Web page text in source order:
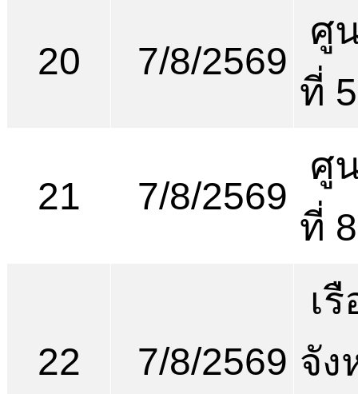
20 7/8/2569
ศู
ที่
21 7/8/2569
ศู
ที่
22 7/8/2569
เ
จัง